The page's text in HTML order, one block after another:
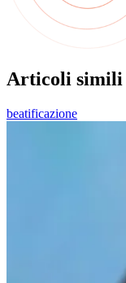
Articoli simili
beatificazione